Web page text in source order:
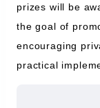
prizes will be
the goal of
encouraging
practical